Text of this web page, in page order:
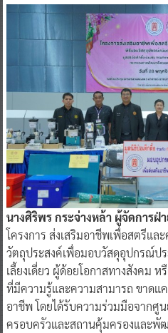
นางศิริพร กระจ่างหล้า ผู้จัดการฝ่
โครงการ ส่งเสริมอาชีพเพื่อสตรีแ
วัตถุประสงค์เพื่อมอบวัสดุอุปกรณ์ป
เลี้ยงเดี่ยว ผู้ด้อยโอกาสทางสังคม
ที่มีความรู้และความสามารถ ขาดแ
อาชีพ โดยได้รับความร่วมมือจากศู
ครอบครัวและสถานคุ้มครองและพั